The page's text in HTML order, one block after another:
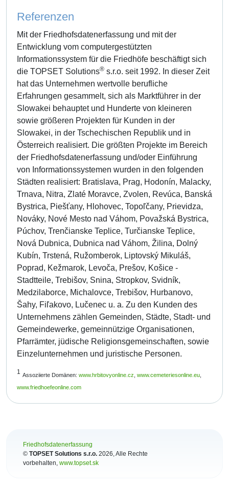
Referenzen
Mit der Friedhofsdatenerfassung und mit der
Entwicklung vom computergestützten
Informationssystem für die Friedhöfe beschäftigt sich
die TOPSET Solutions® s.r.o. seit 1992. In dieser Zeit
hat das Unternehmen wertvolle berufliche
Erfahrungen gesammelt, sich als Marktführer in der
Slowakei behauptet und Hunderte von kleineren
sowie größeren Projekten für Kunden in der
Slowakei, in der Tschechischen Republik und in
Österreich realisiert. Die größten Projekte im Bereich
der Friedhofsdatenerfassung und/oder Einführung
von Informationssystemen wurden in den folgenden
Städten realisiert: Bratislava, Prag, Hodonín, Malacky,
Trnava, Nitra, Zlaté Moravce, Zvolen, Revúca, Banská
Bystrica, Piešťany, Hlohovec, Topoľčany, Prievidza,
Nováky, Nové Mesto nad Váhom, Považská Bystrica,
Púchov, Trenčianske Teplice, Turčianske Teplice,
Nová Dubnica, Dubnica nad Váhom, Žilina, Dolný
Kubín, Trstená, Ružomberok, Liptovský Mikuláš,
Poprad, Kežmarok, Levoča, Prešov, Košice -
Stadtteile, Trebišov, Snina, Stropkov, Svidník,
Medzilaborce, Michalovce, Trebišov, Hurbanovo,
Šahy, Fiľakovo, Lučenec u. a. Zu den Kunden des
Unternehmens zählen Gemeinden, Städte, Stadt- und
Gemeindewerke, gemeinnützige Organisationen,
Pfarrämter, jüdische Religionsgemeinschaften, sowie
Einzelunternehmen und juristische Personen.
1 Assoziierte Domänen: www.hrbitovyonline.cz www.cemeteriesonline.eu
www.friedhoefeonline.com
Friedhofsdatenerfassung
© TOPSET Solutions s.r.o. 2026, Alle Rechte
vorbehalten, www.topset.sk